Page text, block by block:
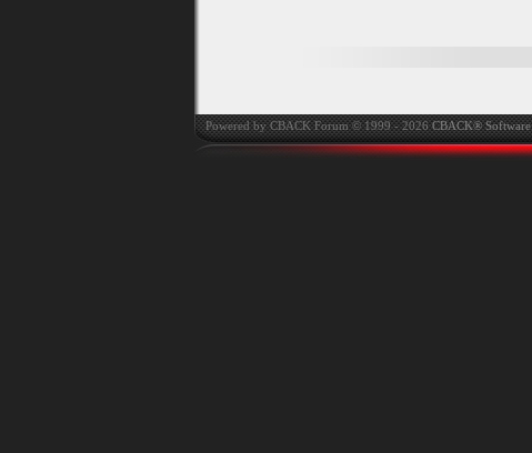
Powered by CBACK Forum © 1999 - 2026CBACK® Software